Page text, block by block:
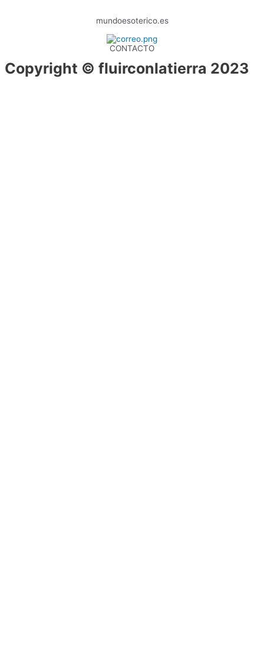
mundoesoterico.es
CONTACTO
Copyright © fluirconlatierra 2023